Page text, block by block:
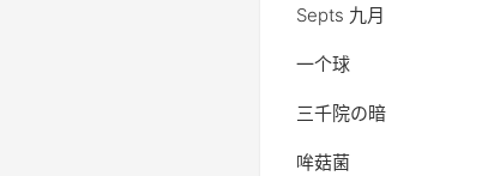
Septs 九月
一个球
三千院の暗
哞菇菌